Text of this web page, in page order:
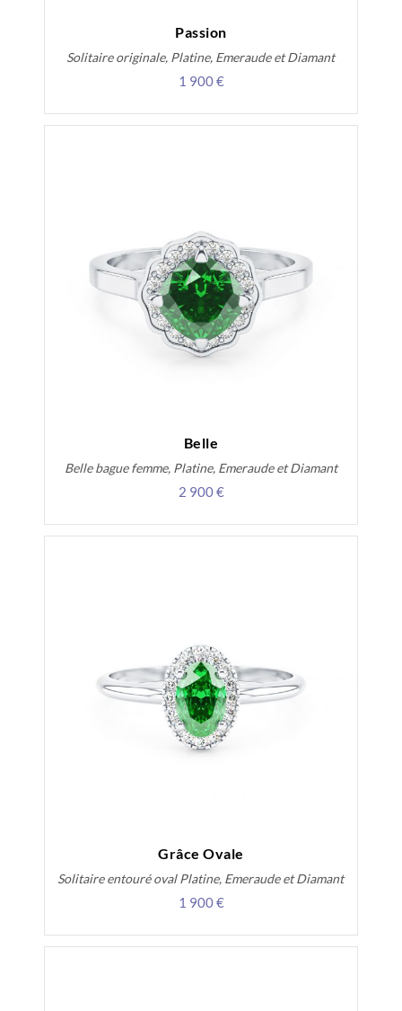
Passion
Solitaire originale, Platine, Emeraude et Diamant
1 900 €
Belle
Belle bague femme, Platine, Emeraude et Diamant
2 900 €
Grâce Ovale
Solitaire entouré oval Platine, Emeraude et Diamant
1 900 €